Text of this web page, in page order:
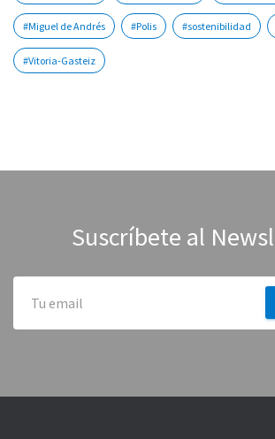
#Miguel de Andrés #Polis #sostenibilidad
#Vitoria-Gasteiz
Suscríbete al